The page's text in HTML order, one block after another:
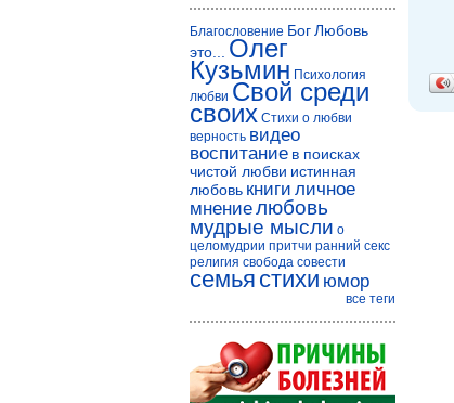
Благословение БогЛюбовь
это...
Олег
Кузьмин Психология
любви Свой среди
своих Стихи о любви
верность видео
воспитание в поисках
чистой любви истинная
любовь книги личное
мнениелюбовь
мудрые мысли о
целомудрии притчи ранний секс
религия свобода совести
семья стихи юмор
все теги